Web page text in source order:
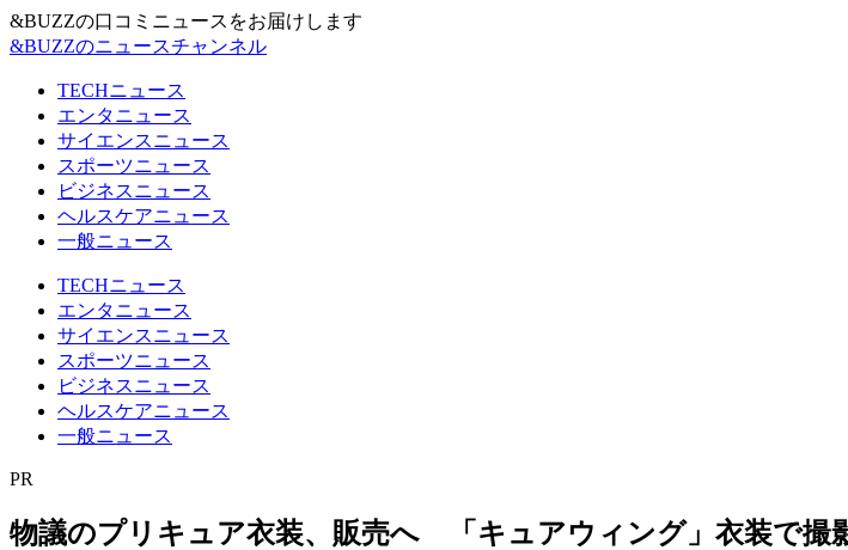
&BUZZの口コミニュースをお届けします
&BUZZのニュースチャンネル
TECHニュース
エンタニュース
サイエンスニュース
スポーツニュース
ビジネスニュース
ヘルスケアニュース
一般ニュース
TECHニュース
エンタニュース
サイエンスニュース
スポーツニュース
ビジネスニュース
ヘルスケアニュース
一般ニュース
PR
物議のプリキュア衣装、販売へ 「キュアウィング」衣装で撮